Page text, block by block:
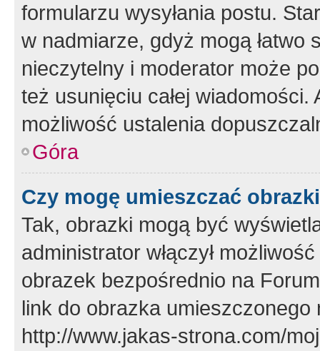
formularzu wysyłania postu.
w nadmiarze, gdyż mogą
nieczytelny i moderator może
też usunięciu całej
możliwość ustalenia
Góra
Czy mogę umieszczać
Tak, obrazki mogą być
administrator włączył
obrazek bezpośrednio na
link do obrazka
http://www.jakas-strona.com/